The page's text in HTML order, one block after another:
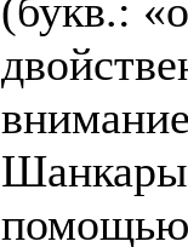
(букв.:
Шанкары
помощью